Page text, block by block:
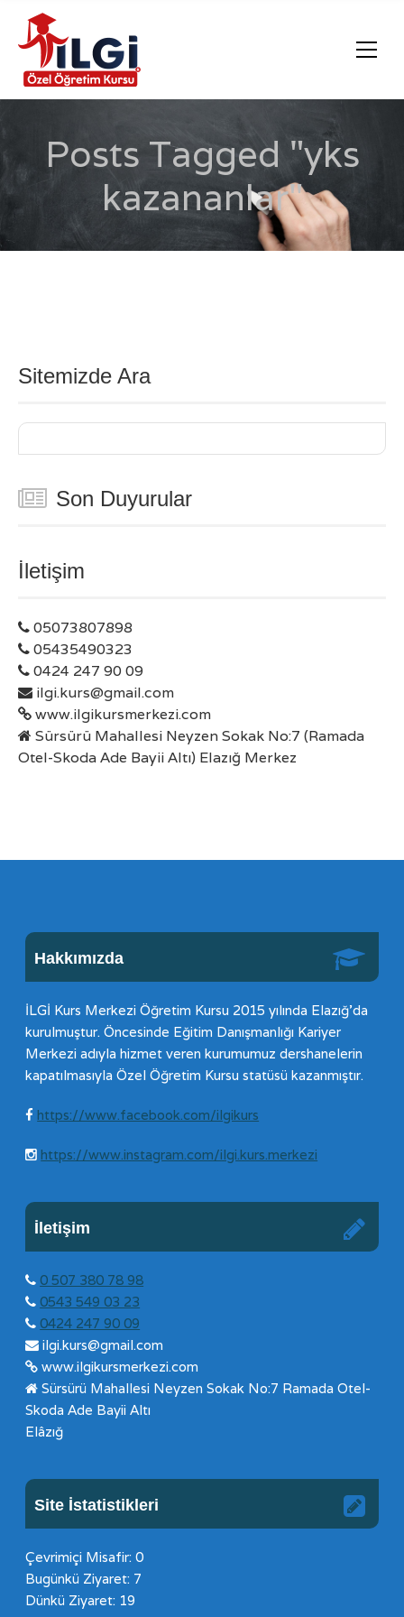
Posts Tagged "yks
kazananlar"
Sitemizde Ara
Son Duyurular
İletişim
05073807898
05435490323
0424 247 90 09
ilgi.kurs@gmail.com
www.ilgikursmerkezi.com
Sürsürü Mahallesi Neyzen Sokak No:7 (Ramada
Otel-Skoda Ade Bayii Altı) Elazığ Merkez
Hakkımızda
İLGİ Kurs Merkezi Öğretim Kursu 2015 yılında Elazığ’da
kurulmuştur. Öncesinde Eğitim Danışmanlığı Kariyer
Merkezi adıyla hizmet veren kurumumuz dershanelerin
kapatılmasıyla Özel Öğretim Kursu statüsü kazanmıştır.
https://www.facebook.com/ilgikurs
https://www.instagram.com/ilgi.kurs.merkezi
İletişim
0 507 380 78 98
0543 549 03 23
0424 247 90 09
ilgi.kurs@gmail.com
www.ilgikursmerkezi.com
Sürsürü Mahallesi Neyzen Sokak No:7 Ramada Otel-
Skoda Ade Bayii Altı
Elâzığ
Site İstatistikleri
Çevrimiçi Misafir: 0
Bugünkü Ziyaret: 7
Dünkü Ziyaret: 19